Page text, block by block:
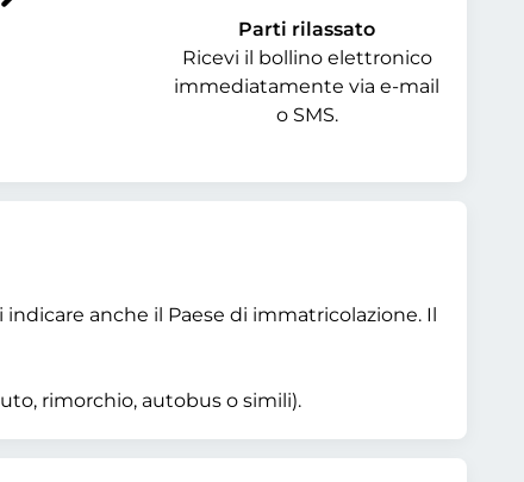
Parti rilassato
Ricevi il bollino elettronico
immediatamente via e-mail
o SMS.
anche il Paese di immatricolazione. Il
rimorchio, autobus o simili).